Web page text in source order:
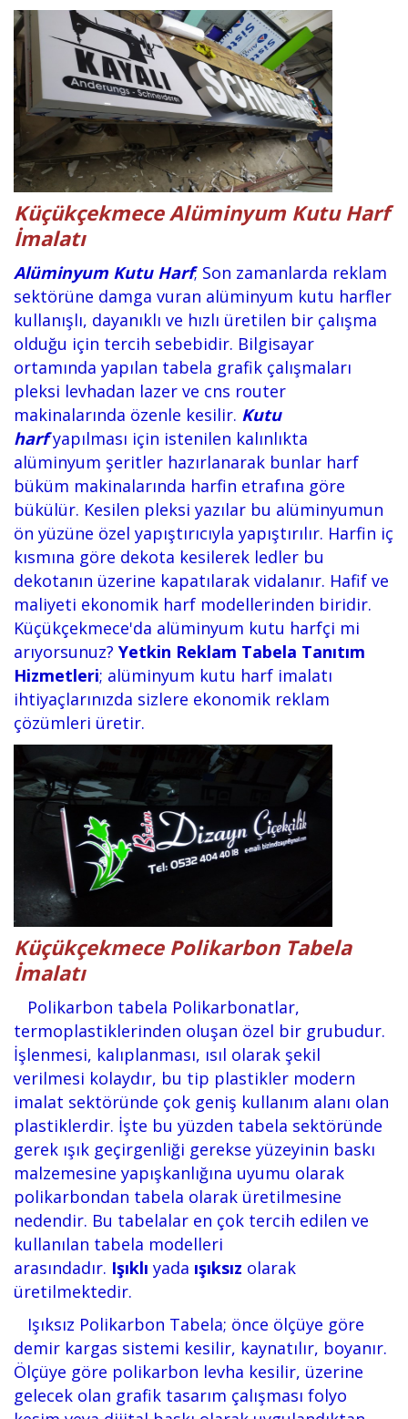
Küçükçekmece Alüminyum Kutu Harf
İmalatı
Alüminyum Kutu Harf; Son zamanlarda reklam
sektörüne damga vuran alüminyum kutu harfler
kullanışlı, dayanıklı ve hızlı üretilen bir çalışma
olduğu için tercih sebebidir. Bilgisayar
ortamında yapılan tabela grafik çalışmaları
pleksi levhadan lazer ve cns router
makinalarında özenle kesilir. Kutu
harfyapılması için istenilen kalınlıkta
alüminyum şeritler hazırlanarak bunlar harf
büküm makinalarında harfin etrafına göre
bükülür. Kesilen pleksi yazılar bu alüminyumun
ön yüzüne özel yapıştırıcıyla yapıştırılır. Harfin iç
kısmına göre dekota kesilerek ledler bu
dekotanın üzerine kapatılarak vidalanır. Hafif ve
maliyeti ekonomik harf modellerinden biridir.
Küçükçekmece'da alüminyum kutu harfçi mi
arıyorsunuz? Yetkin Reklam Tabela Tanıtım
Hizmetleri; alüminyum kutu harf imalatı
ihtiyaçlarınızda sizlere ekonomik reklam
çözümleri üretir.
Küçükçekmece Polikarbon Tabela
İmalatı
Polikarbon tabela Polikarbonatlar,
termoplastiklerinden oluşan özel bir grubudur.
İşlenmesi, kalıplanması, ısıl olarak şekil
verilmesi kolaydır, bu tip plastikler modern
imalat sektöründe çok geniş kullanım alanı olan
plastiklerdir. İşte bu yüzden tabela sektöründe
gerek ışık geçirgenliği gerekse yüzeyinin baskı
malzemesine yapışkanlığına uyumu olarak
polikarbondan tabela olarak üretilmesine
nedendir. Bu tabelalar en çok tercih edilen ve
kullanılan tabela modelleri
arasındadır. Işıklı yada ışıksız olarak
üretilmektedir.
Işıksız Polikarbon Tabela; önce ölçüye göre
demir kargas sistemi kesilir, kaynatılır, boyanır.
Ölçüye göre polikarbon levha kesilir, üzerine
gelecek olan grafik tasarım çalışması folyo